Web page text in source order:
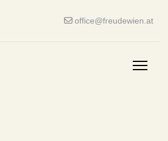
office@freudewien.at